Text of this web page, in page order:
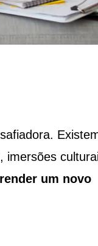
imersões
um novo